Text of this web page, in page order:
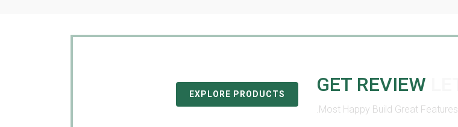
GET REVIEW
Most Happy Build Great Features.
EXPLORE PRODUCTS